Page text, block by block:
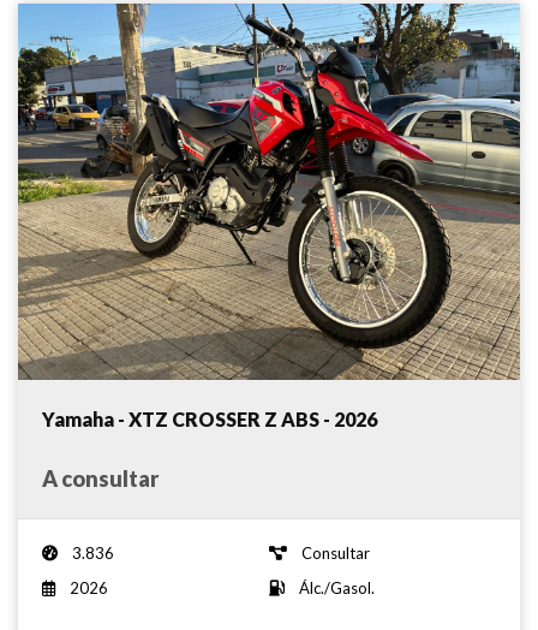
Yamaha - XTZ CROSSER Z ABS - 2026
A consultar
3.836
Consultar
2026
Álc./Gasol.